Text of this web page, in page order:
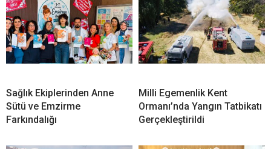
Sağlık Ekiplerinden Anne
Sütü ve Emzirme
Farkındalığı
Milli Egemenlik Kent
Ormanı’nda Yangın Tatbikatı
Gerçekleştirildi